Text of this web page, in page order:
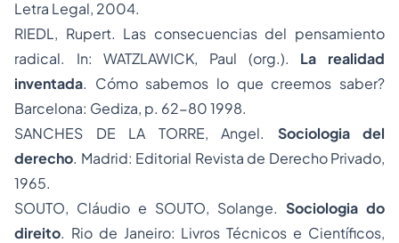
Letra Legal, 2004.
RIEDL, Rupert. Las consecuencias del pensamiento
radical. In: WATZLAWICK, Paul (org.). La realidad
inventada. Cómo sabemos lo que creemos saber?
Barcelona: Gediza, p. 62-80 1998.
SANCHES DE LA TORRE, Angel. Sociologia del
derecho. Madrid: Editorial Revista de Derecho Privado,
1965.
SOUTO, Cláudio e SOUTO, Solange. Sociologia do
direito. Rio de Janeiro: Livros Técnicos e Científicos,